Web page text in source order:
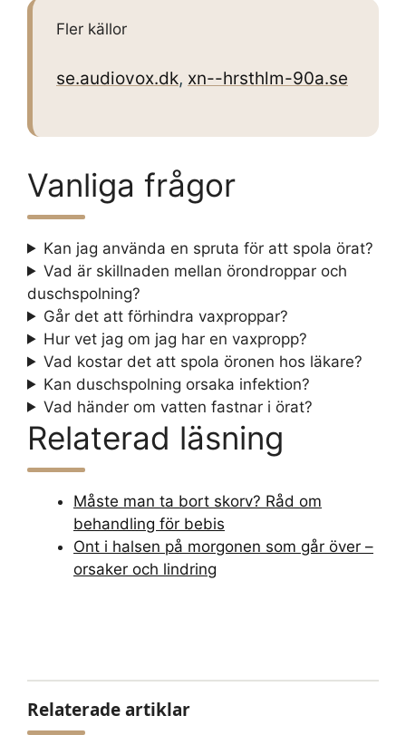
Fler källor
se.audiovox.dk, xn--hrsthlm-90a.se
Vanliga frågor
Kan jag använda en spruta för att spola örat?
Vad är skillnaden mellan örondroppar och
duschspolning?
Går det att förhindra vaxproppar?
Hur vet jag om jag har en vaxpropp?
Vad kostar det att spola öronen hos läkare?
Kan duschspolning orsaka infektion?
Vad händer om vatten fastnar i örat?
Relaterad läsning
Måste man ta bort skorv? Råd om
behandling för bebis
Ont i halsen på morgonen som går över –
orsaker och lindring
Relaterade artiklar